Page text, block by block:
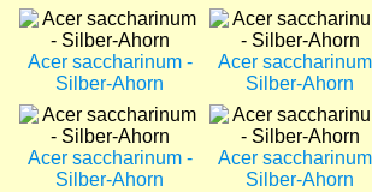
Bild
Acer saccharinum -
Silber-Ahorn
Bild
Acer
Silber-Ahorn
Bild
Acer saccharinum -
Silber-Ahorn
Bild
Acer
Silber-Ahorn